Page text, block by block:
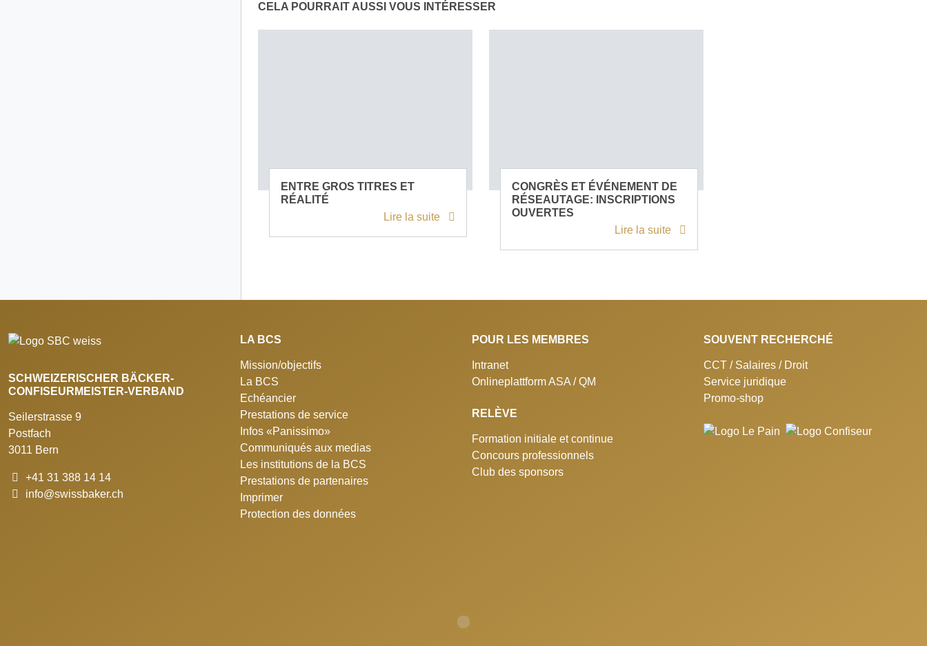
CELA POURRAIT AUSSI VOUS INTÉRESSER
ENTRE GROS TITRES ET
RÉALITÉ
Lire la suite
CONGRÈS ET ÉVÉNEMENT DE
RÉSEAUTAGE: INSCRIPTIONS
OUVERTES
Lire la suite
SCHWEIZERISCHER BÄCKER-
CONFISEURMEISTER-VERBAND
Seilerstrasse 9
Postfach
3011 Bern
+41 31 388 14 14
info@swissbaker.ch
LA BCS
Mission/objectifs
La BCS
Echéancier
Prestations de service
Infos «Panissimo»
Communiqués aux medias
Les institutions de la BCS
Prestations de partenaires
Imprimer
Protection des données
POUR LES MEMBRES
Intranet
Onlineplattform ASA / QM
RELÈVE
Formation initiale et continue
Concours professionnels
Club des sponsors
SOUVENT RECHERCHÉ
CCT / Salaires / Droit
Service juridique
Promo-shop